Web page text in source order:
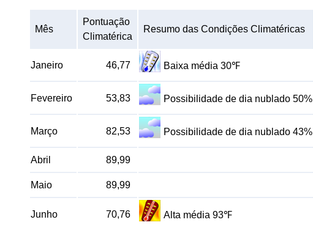
Mês
Pontuação
Climatérica
Resumo das Condições Climatéricas
Janeiro 46,77 Baixa média 30℉
Fevereiro 53,83 Possibilidade de dia nublado 50%
Março 82,53 Possibilidade de dia nublado 43%
Abril 89,99
Maio 89,99
Junho 70,76 Alta média 93℉